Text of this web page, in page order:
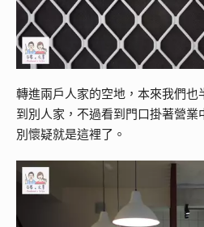
轉進兩戶人家的空地，本來我們也
到別人家，不過看到門口掛著營業
別懷疑就是這裡了。